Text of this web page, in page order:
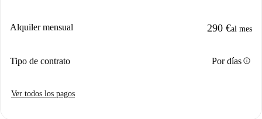
Alquiler mensual 290 €al mes
Tipo de contrato Por díasinfo
Ver todos los pagos